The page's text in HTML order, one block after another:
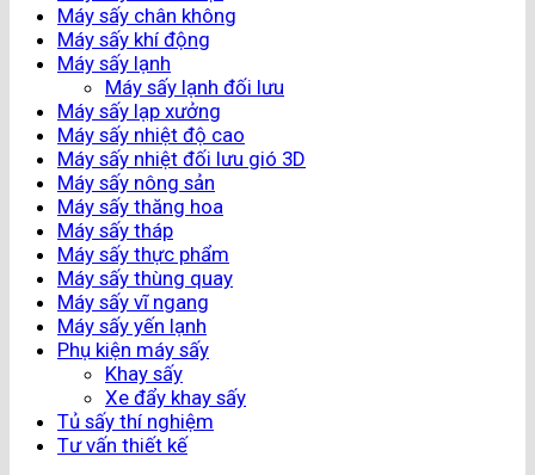
Máy sấy chân không
Máy sấy khí động
Máy sấy lạnh
Máy sấy lạnh đối lưu
Máy sấy lạp xưởng
Máy sấy nhiệt độ cao
Máy sấy nhiệt đối lưu gió 3D
Máy sấy nông sản
Máy sấy thăng hoa
Máy sấy tháp
Máy sấy thực phẩm
Máy sấy thùng quay
Máy sấy vĩ ngang
Máy sấy yến lạnh
Phụ kiện máy sấy
Khay sấy
Xe đẩy khay sấy
Tủ sấy thí nghiệm
Tư vấn thiết kế